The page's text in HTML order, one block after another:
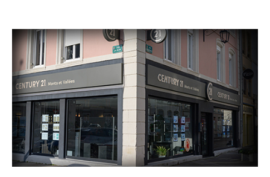
CENTURY 21 Monts et Vallées
126 rue Charles de Gaulle
REMIREMONT - 88200
Envoyer un message
Téléphoner à l'agence